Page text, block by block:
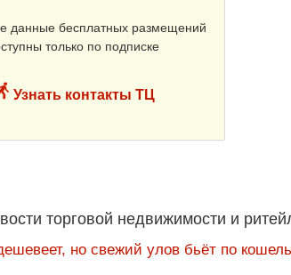
данные бесплатных размещений
только по подписке
Узнать контакты ТЦ
торговой недвижимости и
но свежий улов бьёт по